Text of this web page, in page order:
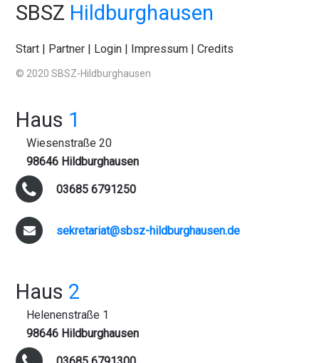
SBSZ Hildburghausen
Start Partner Login Impressum |Credits
© 2020 SBSZ-Hildburghausen
Haus 1
Wiesenstraße 20
98646 Hildburghausen
03685 6791250
sekretariat@sbsz-hildburghausen.de
Haus 2
Helenenstraße 1
98646 Hildburghausen